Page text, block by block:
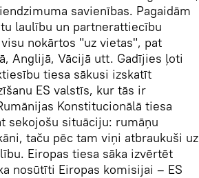
savienības. Pagaidām
laulību un partnerattiecību
nokārtos "uz vietas", pat
Anglijā, Vācijā utt. Gadījies ļoti
tiesa sākusi izskatīt
ES valstīs, kur tās ir
Konstitucionālā tiesa
sekojošu situāciju: rumāņu
taču pēc tam viņi atbraukuši uz
Eiropas tiesa sāka izvērtēt
nosūtīti Eiropas komisijai – ES